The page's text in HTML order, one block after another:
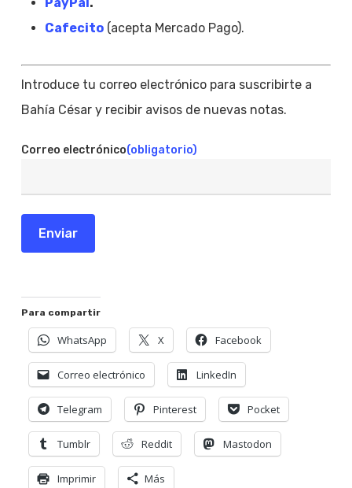
Cafecito(acepta Mercado Pago).
Introduce tu correo electrónico para suscribirte a
Bahía César y recibir avisos de nuevas notas.
Correo electrónico(obligatorio)
Enviar
Para compartir
WhatsApp X Facebook
Correo electrónico LinkedIn
Telegram Pinterest Pocket
Tumblr Reddit Mastodon
Imprimir Más